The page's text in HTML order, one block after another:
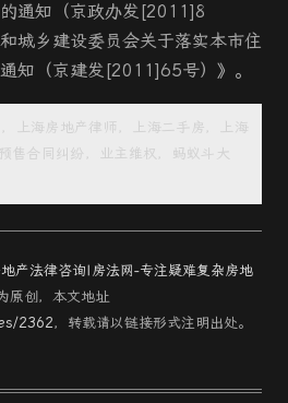
通知（京政办发[2011]8
城乡建设委员会关于落实本市住
知（京建发[2011]65号）》。
，上海房地产律师，上海二手房，上海
售合同纠纷，业主维权，蚂蚁斗大
产法律咨询|房法网-专注疑难复杂房地
原创，本文地址
2362，转载请以链接形式注明出处。